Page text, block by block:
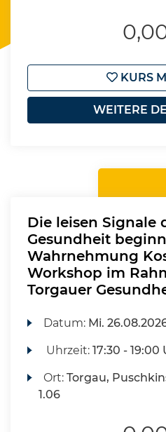
KURS
WEITERE
Die leisen Signale
Gesundheit
Wahrnehmung
Workshop im
Torgauer
Datum: Mi.
Uhrzeit:17:30 - 19:00
Ort:Torgau,
1.06